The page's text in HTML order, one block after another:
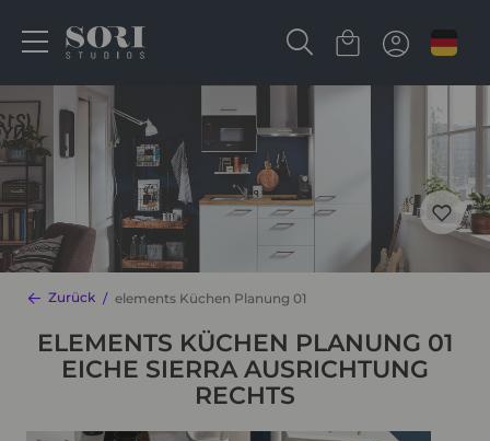
Zurück elements Küchen Planung 01
ELEMENTS KÜCHEN PLANUNG 01
EICHE SIERRA AUSRICHTUNG
RECHTS